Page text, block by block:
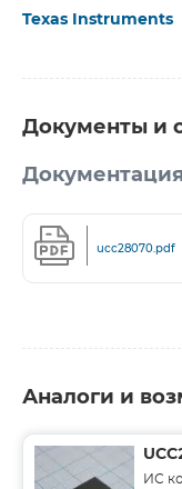
Texas Instruments
Документы и
ucc28070.pdf
Аналоги и
ИС